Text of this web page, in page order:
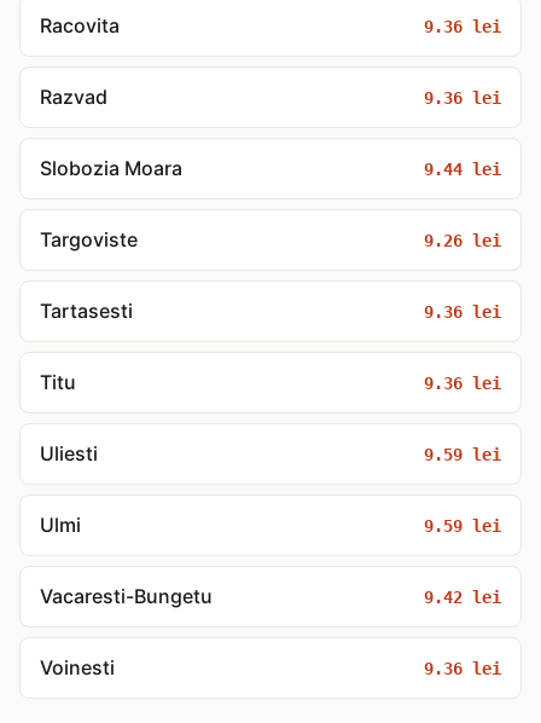
Racovita 9.36 lei
Razvad 9.36 lei
Slobozia Moara 9.44 lei
Targoviste 9.26 lei
Tartasesti 9.36 lei
Titu 9.36 lei
Uliesti 9.59 lei
Ulmi 9.59 lei
Vacaresti-Bungetu 9.42 lei
Voinesti 9.36 lei